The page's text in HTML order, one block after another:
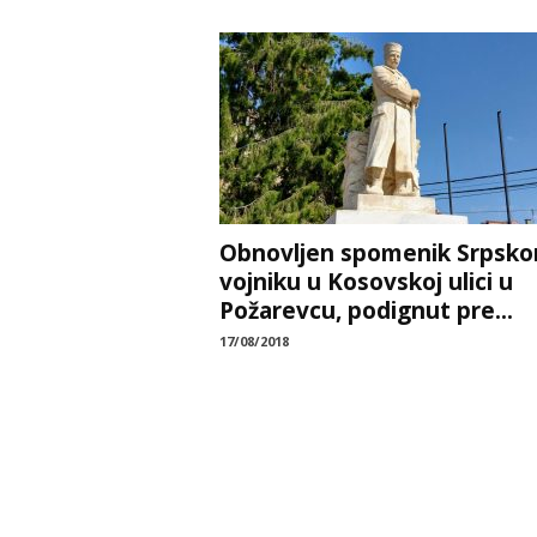
Obnovljen spomenik
vojniku u Kosovskoj ulici u
Požarevcu, podignut pre...
17/08/2018